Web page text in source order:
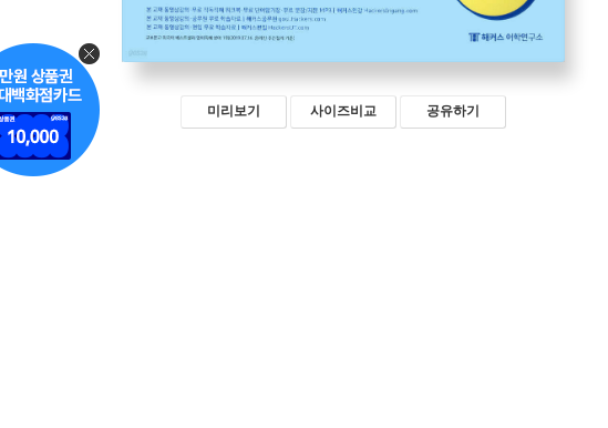
미리보기 사이즈비교 공유하기